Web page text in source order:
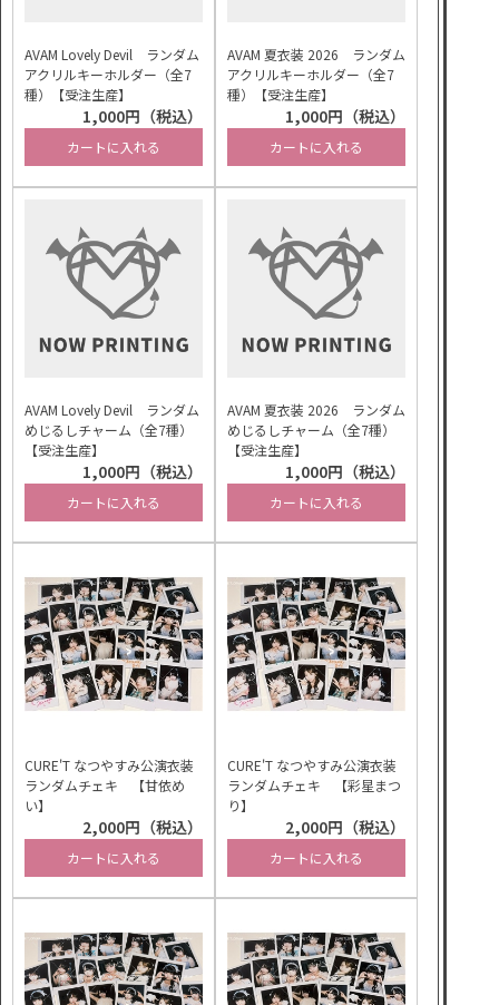
AVAM Lovely Devil ランダム
アクリルキーホルダー（全7
種）【受注生産】
1,000円（税込）
カートに入れる
AVAM 夏衣装 2026 ランダム
アクリルキーホルダー（全7
種）【受注生産】
1,000円（税込）
カートに入れる
AVAM Lovely Devil ランダム
めじるしチャーム（全7種）
【受注生産】
1,000円（税込）
カートに入れる
AVAM 夏衣装 2026 ランダム
めじるしチャーム（全7種）
【受注生産】
1,000円（税込）
カートに入れる
CURE'T なつやすみ公演衣装
ランダムチェキ 【甘依め
い】
2,000円（税込）
カートに入れる
CURE'T なつやすみ公演衣装
ランダムチェキ 【彩星まつ
り】
2,000円（税込）
カートに入れる